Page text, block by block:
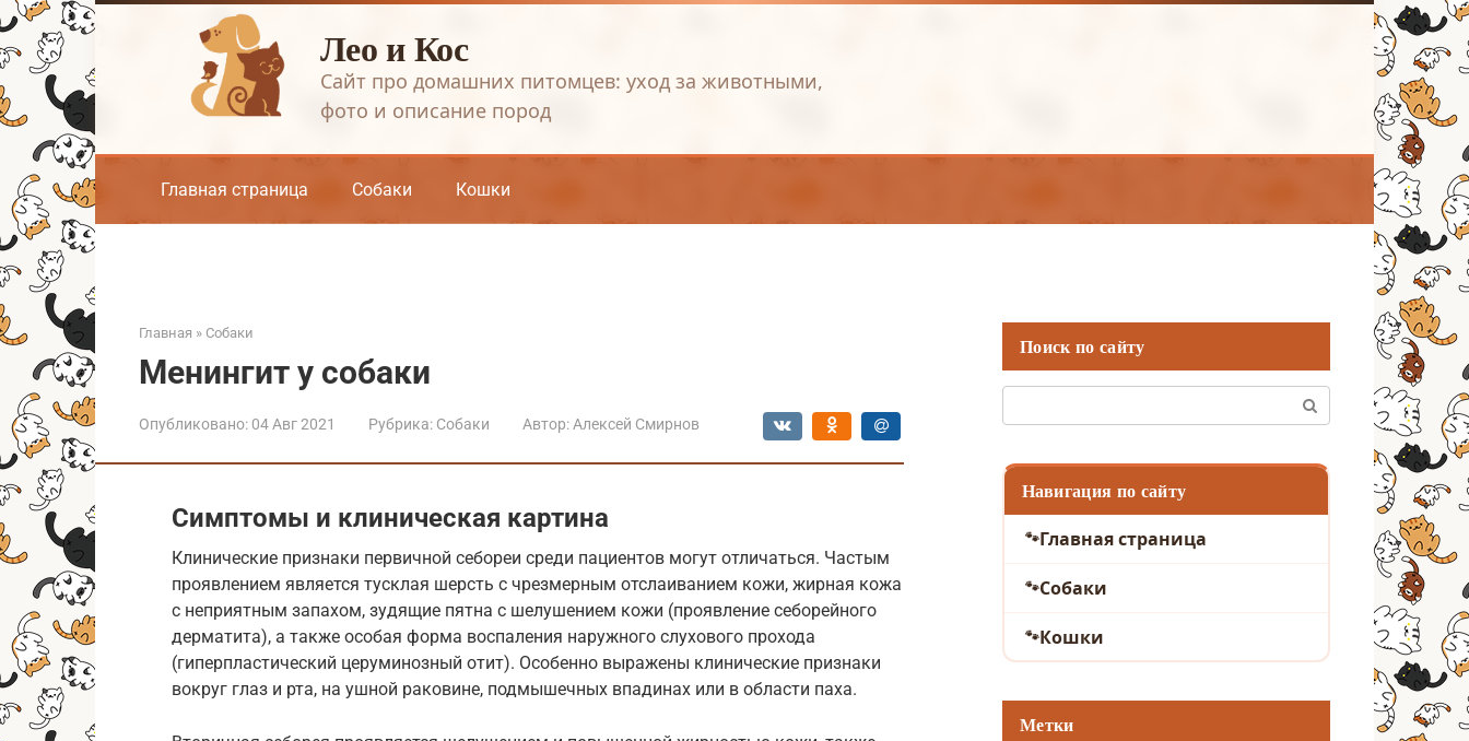
Перейти
к
контенту
Лео и Кос
Сайт про домашних питомцев: уход за животными,
фото и описание пород
Главная страница Собаки Кошки
Главная » Собаки
Менингит у собаки
Опубликовано: 04 Авг 2021 Рубрика: Собаки Автор: Алексей Смирнов
Симптомы и клиническая картина
Клинические признаки первичной себореи среди пациентов могут отличаться. Частым
проявлением является тусклая шерсть с чрезмерным отслаиванием кожи, жирная кожа
с неприятным запахом, зудящие пятна с шелушением кожи (проявление себорейного
дерматита), а также особая форма воспаления наружного слухового прохода
(гиперпластический церуминозный отит). Особенно выражены клинические признаки
вокруг глаз и рта, на ушной раковине, подмышечных впадинах или в области паха.
Поиск по сайту
Навигация по сайту
Главная страница
Собаки
Кошки
Метки